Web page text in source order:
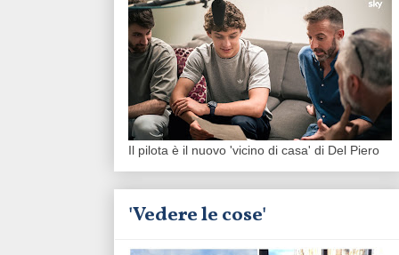
Il pilota è il nuovo 'vicino di casa' di Del Piero
'Vedere le cose'